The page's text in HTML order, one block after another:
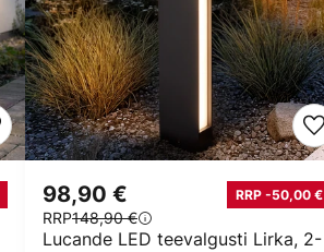
Lucande LED teevalgusti Lirka, 2-
98,90 € RRP -50,00 €
RRP148,90 €